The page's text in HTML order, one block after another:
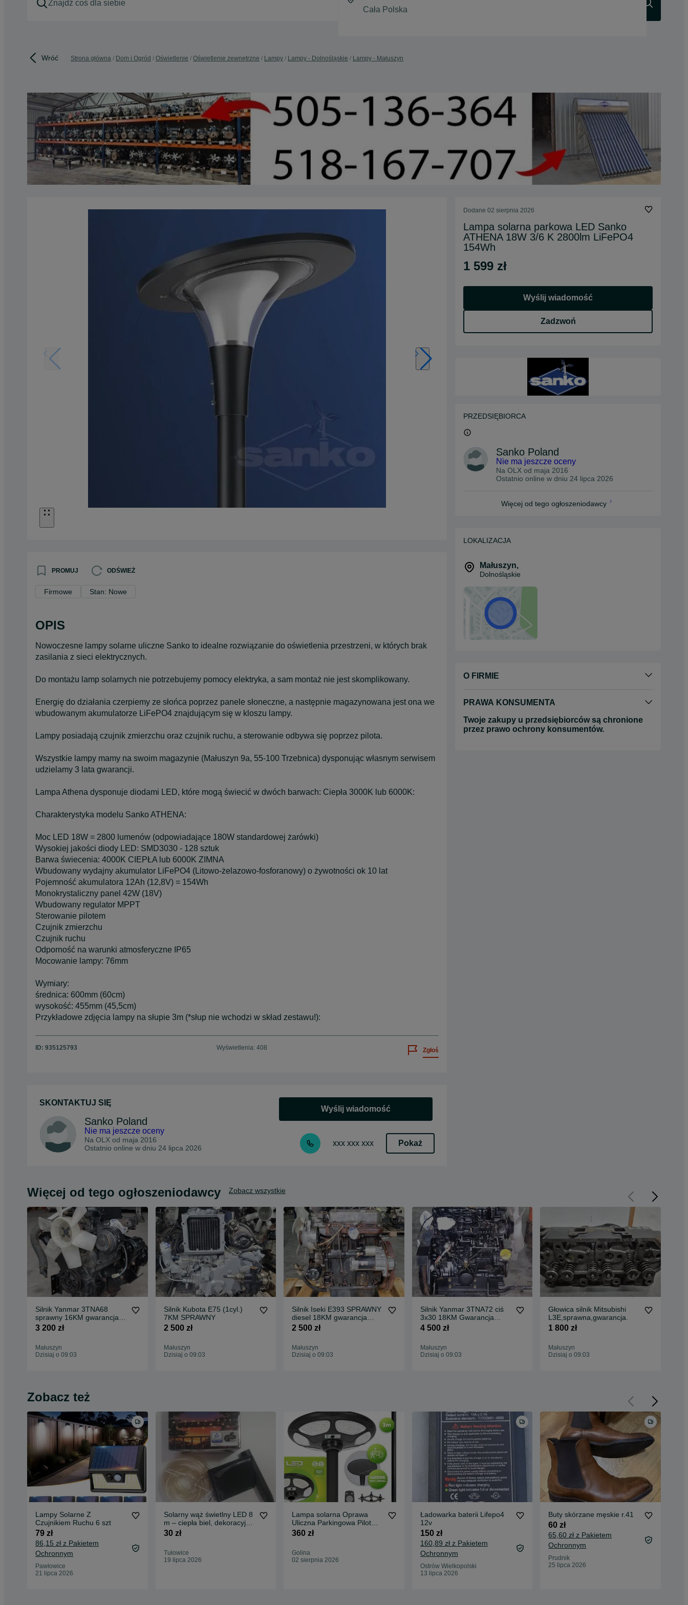
Wróć Strona główna Dom i Ogród Oświetlenie Oświetlenie zewnętrzne Lampy Lampy - Dolnośląskie Lampy - Małuszyn
PROMUJ ODŚWIEŻ
Firmowe Stan: Nowe
OPIS
Nowoczesne lampy solarne uliczne Sanko to idealne rozwiązanie do oświetlenia przestrzeni, w których brak
zasilania z sieci elektrycznych.
Do montażu lamp solarnych nie potrzebujemy pomocy elektryka, a sam montaż nie jest skomplikowany.
Energię do działania czerpiemy ze słońca poprzez panele słoneczne, a następnie magazynowana jest ona we
wbudowanym akumulatorze LiFePO4 znajdującym się w kloszu lampy.
Lampy posiadają czujnik zmierzchu oraz czujnik ruchu, a sterowanie odbywa się poprzez pilota.
Wszystkie lampy mamy na swoim magazynie (Małuszyn 9a, 55-100 Trzebnica) dysponując własnym serwisem
udzielamy 3 lata gwarancji.
Lampa Athena dysponuje diodami LED, które mogą świecić w dwóch barwach: Ciepła 3000K lub 6000K:
Charakterystyka modelu Sanko ATHENA:
Moc LED 18W = 2800 lumenów (odpowiadające 180W standardowej żarówki)
Wysokiej jakości diody LED: SMD3030 - 128 sztuk
Barwa świecenia: 4000K CIEPŁA lub 6000K ZIMNA
Wbudowany wydajny akumulator LiFePO4 (Litowo-żelazowo-fosforanowy) o żywotności ok 10 lat
Pojemność akumulatora 12Ah (12,8V) = 154Wh
Monokrystaliczny panel 42W (18V)
Wbudowany regulator MPPT
Sterowanie pilotem
Czujnik zmierzchu
Czujnik ruchu
Odporność na warunki atmosferyczne IP65
Mocowanie lampy: 76mm
Wymiary:
średnica: 600mm (60cm)
wysokość: 455mm (45,5cm)
Przykładowe zdjęcia lampy na słupie 3m (*słup nie wchodzi w skład zestawu!):
ID: 935125793 Wyświetlenia: 408 Zgłoś
SKONTAKTUJ SIĘ
Sanko Poland
Nie ma jeszcze oceny
Na OLX od maja 2016
Ostatnio online w dniu 24 lipca 2026
Wyślij wiadomość
xxx xxx xxx Pokaż
Dodane 02 sierpnia 2026
Lampa solarna parkowa LED Sanko
ATHENA 18W 3/6 K 2800lm LiFePO4
154Wh
1 599 zł
Wyślij wiadomość
Zadzwoń
PRZEDSIĘBIORCA
Sanko Poland
Nie ma jeszcze oceny
Na OLX od maja 2016
Ostatnio online w dniu 24 lipca 2026
Więcej od tego ogłoszeniodawcy
LOKALIZACJA
Małuszyn,
Dolnośląskie
O FIRMIE
PRAWA KONSUMENTA
Twoje zakupy u przedsiębiorców są chronione
przez prawo ochrony konsumentów.
Więcej od tego ogłoszeniodawcy Zobacz wszystkie
Silnik Yanmar 3TNA68
sprawny 16KM gwarancja
rozruchowa
3 200 zł
Małuszyn
Dzisiaj o 09:03
Silnik Kubota E75 (1cyl.)
7KM SPRAWNY
2 500 zł
Małuszyn
Dzisiaj o 09:03
Silnik Iseki E393 SPRAWNY
diesel 18KM gwarancja
rozruch
2 500 zł
Małuszyn
Dzisiaj o 09:03
Silnik Yanmar 3TNA72 ciś
3x30 18KM Gwarancja
rozruch.
4 500 zł
Małuszyn
Dzisiaj o 09:03
Głowica silnik Mitsubishi
L3E,sprawna,gwarancja.
1 800 zł
Małuszyn
Dzisiaj o 09:03
Zobacz też
Lampy Solarne Z
Czujnikiem Ruchu 6 szt
79 zł
86,15 zł z Pakietem
Ochronnym
Pawłowice
21 lipca 2026
Solarny wąż świetlny LED 8
m – ciepła biel, dekoracyjne
oświetlenie
30 zł
Tułowice
19 lipca 2026
Lampa solarna Oprawa
Uliczna Parkingowa Pilot
Maszt 3 m
360 zł
Golina
02 sierpnia 2026
Ładowarka baterii Lifepo4
12v
150 zł
160,89 zł z Pakietem
Ochronnym
Ostrów Wielkopolski
13 lipca 2026
Buty skórzane męskie r.41
60 zł
65,60 zł z Pakietem
Ochronnym
Prudnik
25 lipca 2026